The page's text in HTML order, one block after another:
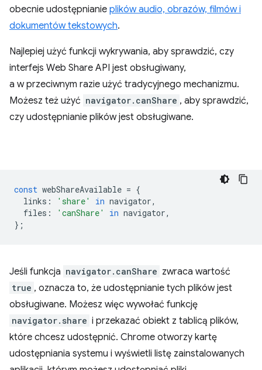
obecnie udostępnianie plików audio, obrazów, filmów i
dokumentów tekstowych.
Najlepiej użyć funkcji wykrywania, aby sprawdzić, czy
interfejs Web Share API jest obsługiwany,
a w przeciwnym razie użyć tradycyjnego mechanizmu.
Możesz też użyć navigator.canShare , aby sprawdzić,
czy udostępnianie plików jest obsługiwane.
const webShareAvailable = {
links : 'share' in navigator,
files : 'canShare' in navigator,
};
Jeśli funkcja navigator.canShare zwraca wartość
true , oznacza to, że udostępnianie tych plików jest
obsługiwane. Możesz więc wywołać funkcję
navigator.share i przekazać obiekt z tablicą plików,
które chcesz udostępnić. Chrome otworzy kartę
udostępniania systemu i wyświetli listę zainstalowanych